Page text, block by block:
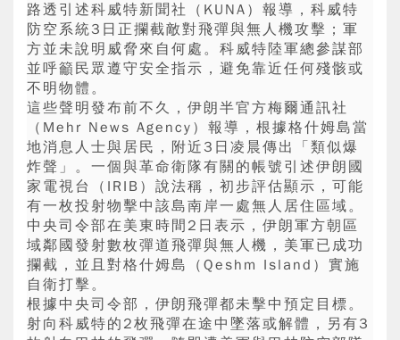
路透引述科威特新聞社（KUNA）報導，科威特
防空系統3日正攔截敵對飛彈與無人機攻擊；軍
方並未說明威脅來自何處。科威特陸軍總參謀部
並呼籲民眾遵守安全指示，避免靠近任何殘骸或
不明物體。
這些聲明發布前不久，伊朗半官方梅爾通訊社
（Mehr News Agency）報導，根據格什姆島當
地消息人士與居民，附近3日凌晨傳出「類似爆
炸聲」。一個與革命衛隊有關的帳號引述伊朗國
家電視台（IRIB）說法稱，初步評估顯示，可能
有一枚投射物擊中該島南岸一處無人居住區域。
中央司令部在美東時間2日表示，伊朗軍方朝區
域鄰國發射數枚彈道飛彈與無人機，美軍已成功
攔截，並且對格什姆島（Qeshm Island）實施
自衛打擊。
根據中央司令部，伊朗飛彈都未擊中預定目標。
射向科威特的2枚飛彈在途中墜落或解體，另有3